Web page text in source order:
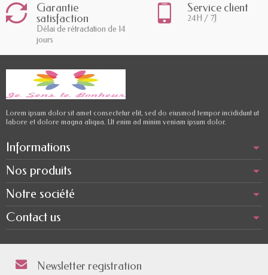
Garantie
satisfaction
Délai de rétractation de 14
jours
Service client
24H / 7J
Lorem ipsum dolor sit amet consectetur elit, sed do eiusmod tempor incididunt ut
labore et dolore magna aliqua. Ut enim ad minim veniam ipsum dolor.
Informations
Nos produits
Notre société
Contact us
Newsletter registration